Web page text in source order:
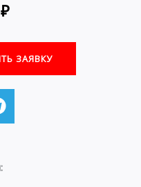
₽
ЗАЯВКУ